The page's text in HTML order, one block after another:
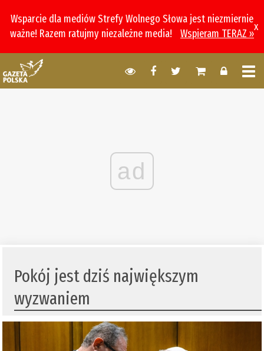
Wsparcie dla mediów Strefy Wolnego Słowa jest niezmiernie
ważne! Razem ratujmy niezależne media!
Wspieram TERAZ »
x
ad
Pokój jest dziś największym
wyzwaniem